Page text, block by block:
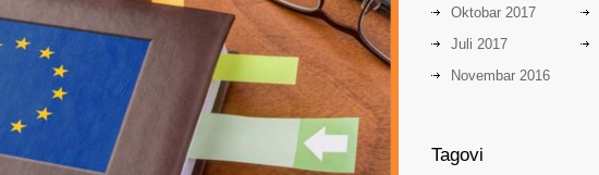
Oktobar 2017
Juli 2017
Novembar 2016
Tagovi